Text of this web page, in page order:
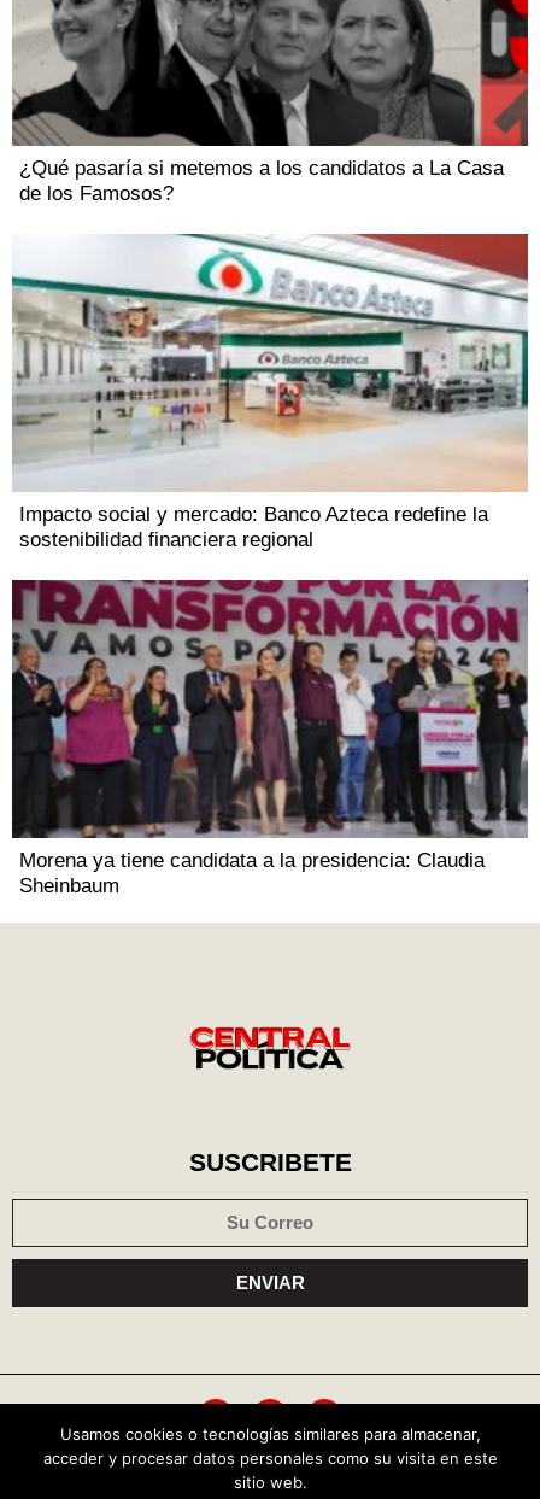
¿Qué pasaría si metemos a los candidatos a La Casa
de los Famosos?
Impacto social y mercado: Banco Azteca redefine la
sostenibilidad financiera regional
Morena ya tiene candidata a la presidencia: Claudia
Sheinbaum
SUSCRIBETE
ENVIAR
Política de cookies Aviso de privacidad
Usamos cookies o tecnologías similares para almacenar,
acceder y procesar datos personales como su visita en este
sitio web.